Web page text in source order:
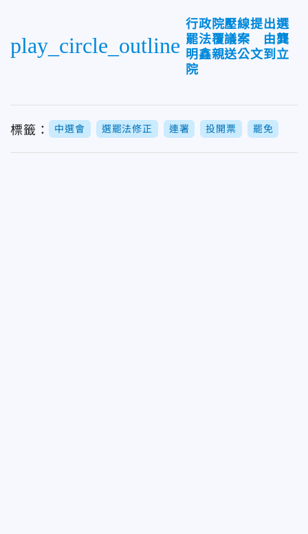
play_circle_outline
行政院壓線提出選
罷法覆議案 由龔
明鑫親送公文到立
院
標籤： 中選會 選罷法修正 連署 投開票 罷免